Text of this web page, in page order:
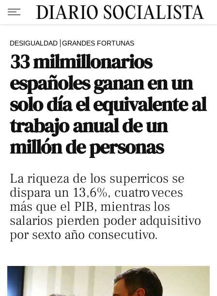
DESIGUALDAD GRANDES FORTUNAS
33 milmillonarios
españoles ganan en un
solo día el equivalente al
trabajo anual de un
millón de personas
La riqueza de los superricos se
dispara un 13,6%, cuatro veces
más que el PIB, mientras los
salarios pierden poder adquisitivo
por sexto año consecutivo.